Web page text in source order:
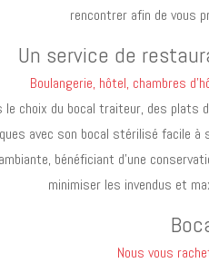
rencontrer afin de vous
Un service de
Boulangerie, hôtel, chambres
le choix du bocal traiteur, des plats
avec son bocal stérilisé facile
ambiante, bénéficiant d’une
minimiser les invendus et
Nous vous